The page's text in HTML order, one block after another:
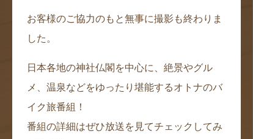
お客様のご協力のもと無事に撮影も終わりま
した。
日本各地の神社仏閣を中心に、絶景やグル
メ、温泉などをゆったり堪能するオトナのバ
イク旅番組！
番組の詳細はぜひ放送を見てチェックしてみ